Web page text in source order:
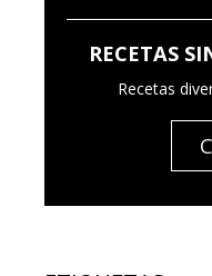
RECETAS
Recetas